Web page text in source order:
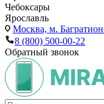
Чебоксары
Ярославль
Москва, м.
8 (800) 500-00-22
Обратный звонок